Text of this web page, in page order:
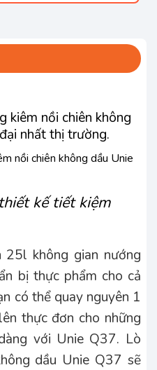
nồi chiên không
nhất thị trường.
nồi chiên không dầu Unie
kế tiết kiệm
không gian nướng
bị thực phẩm cho cả
có thể quay nguyên 1
thực đơn cho những
với Unie Q37. Lò
dầu Unie Q37 sẽ